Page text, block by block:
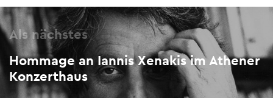
Als nächstes
Hommage an Iannis Xenakis im Athener
Konzerthaus